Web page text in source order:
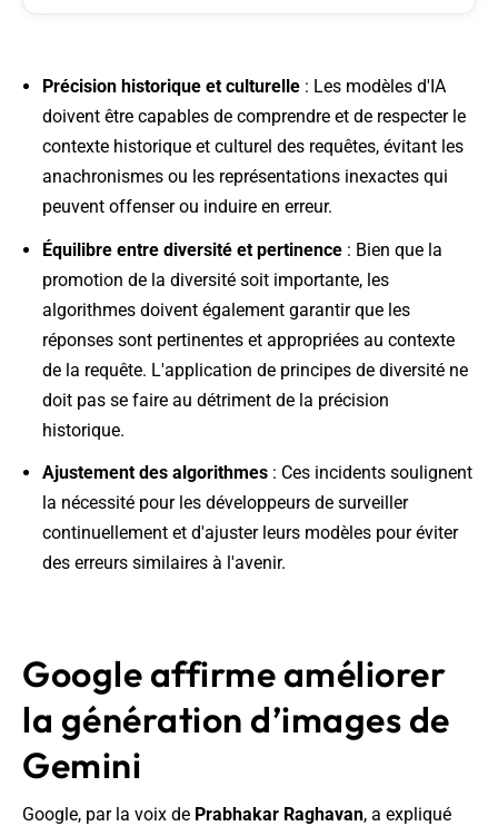
Précision historique et culturelle : Les modèles d'IA
doivent être capables de comprendre et de respecter le
contexte historique et culturel des requêtes, évitant les
anachronismes ou les représentations inexactes qui
peuvent offenser ou induire en erreur.
Équilibre entre diversité et pertinence : Bien que la
promotion de la diversité soit importante, les
algorithmes doivent également garantir que les
réponses sont pertinentes et appropriées au contexte
de la requête. L'application de principes de diversité ne
doit pas se faire au détriment de la précision
historique.
Ajustement des algorithmes : Ces incidents soulignent
la nécessité pour les développeurs de surveiller
continuellement et d'ajuster leurs modèles pour éviter
des erreurs similaires à l'avenir.
Google affirme améliorer
la génération d’images de
Gemini
Google, par la voix de Prabhakar Raghavan, a expliqué